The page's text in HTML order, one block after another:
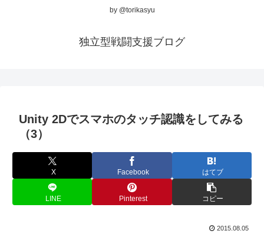
by @torikasyu
独立型戦闘支援ブログ
Unity 2Dでスマホのタッチ認識をしてみる
（3）
X Facebook はてブ
LINE Pinterest コピー
2015.08.05